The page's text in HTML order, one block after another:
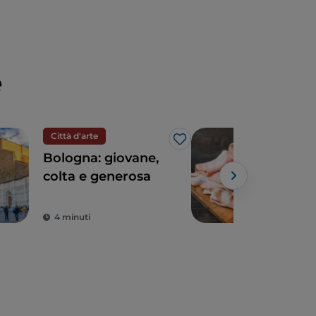
Città d'arte
Like
Bologna: giovane,
colta e generosa
4 minuti